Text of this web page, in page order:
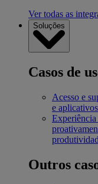
Ver todas as
Soluções
Casos de
Acesso e
e
Outros